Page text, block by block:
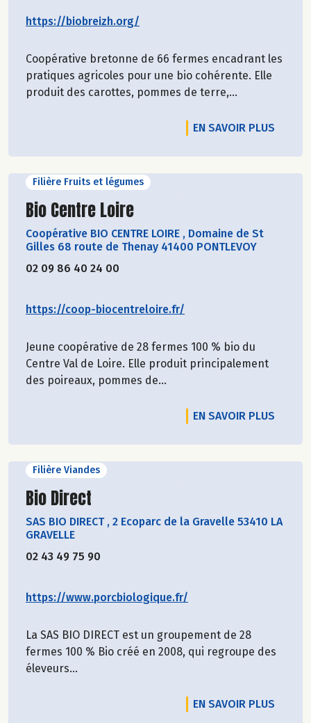
https://biobreizh.org/
Coopérative bretonne de 66 fermes encadrant les
pratiques agricoles pour une bio cohérente. Elle
produit des carottes, pommes de terre,...
EN SAVOIR PLUS
Filière Fruits et légumes
Découvrir le producteur
Bio Centre Loire
Coopérative BIO CENTRE LOIRE , Domaine de St
Gilles 68 route de Thenay 41400 PONTLEVOY
02 09 86 40 24 00
https://coop-biocentreloire.fr/
Jeune coopérative de 28 fermes 100 % bio du
Centre Val de Loire. Elle produit principalement
des poireaux, pommes de...
EN SAVOIR PLUS
Filière Viandes
Découvrir le producteur
Bio Direct
SAS BIO DIRECT , 2 Ecoparc de la Gravelle 53410 LA
GRAVELLE
02 43 49 75 90
https://www.porcbiologique.fr/
La SAS BIO DIRECT est un groupement de 28
fermes 100 % Bio créé en 2008, qui regroupe des
éleveurs...
EN SAVOIR PLUS